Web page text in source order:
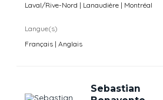
Laval/Rive-Nord | Lanaudière | Montréal
Langue(s)
Français | Anglais
Sebastian